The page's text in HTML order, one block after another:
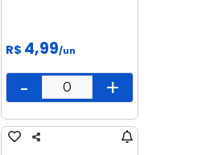
R$ 4,99/un
- +